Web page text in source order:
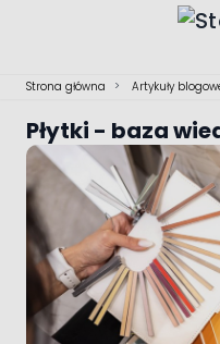
Strona główna > Artykuły
Płytki - baza